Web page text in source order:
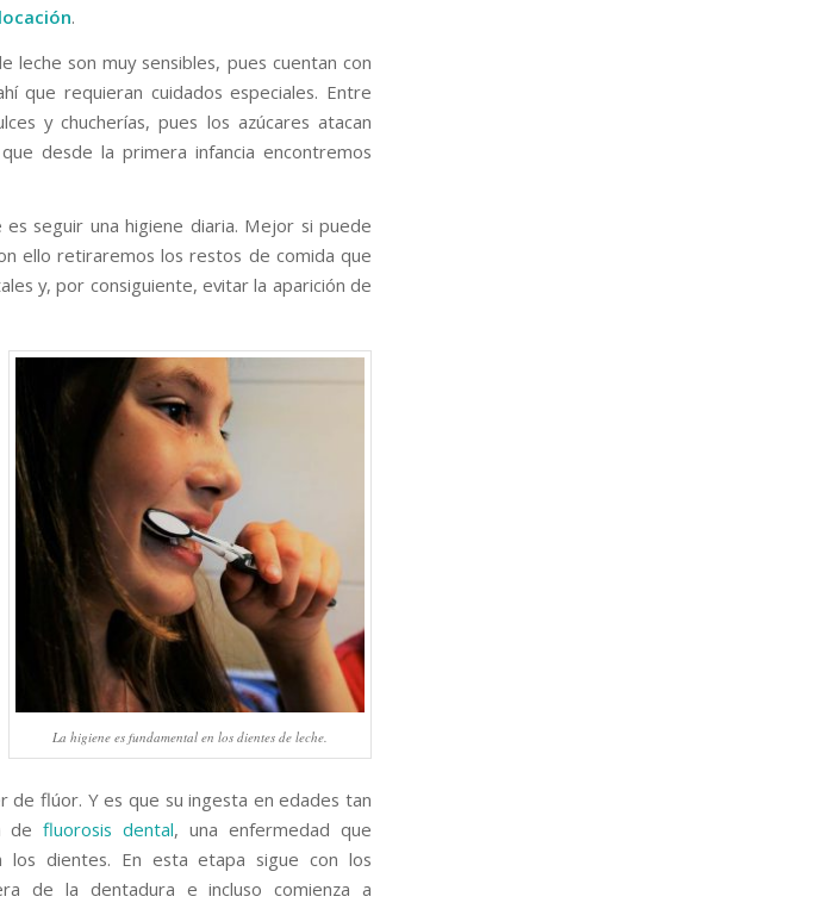
.
leche son muy sensibles, pues cuentan con
que requieran cuidados especiales. Entre
y chucherías, pues los azúcares atacan
desde la primera infancia encontremos
seguir una higiene diaria. Mejor si puede
ello retiraremos los restos de comida que
y, por consiguiente, evitar la aparición de
La higiene es fundamental en los dientes de leche.
flúor. Y es que su ingesta en edades tan
defluorosis dental, una enfermedad que
dientes. En esta etapa sigue con los
de la dentadura e incluso comienza a